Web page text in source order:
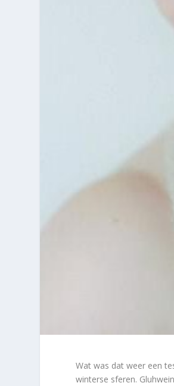
Wat was dat weer een
winterse sferen.